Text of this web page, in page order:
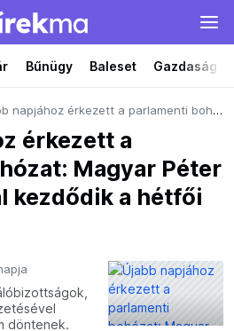
Bűnügy Baleset Gazdaság
érkezett a parlamenti bohózat: Magyar Péter felszólalásával kezdődik a hétfői ülés
érkezett a
Magyar Péter
kezdődik a hétfői
döntenek.